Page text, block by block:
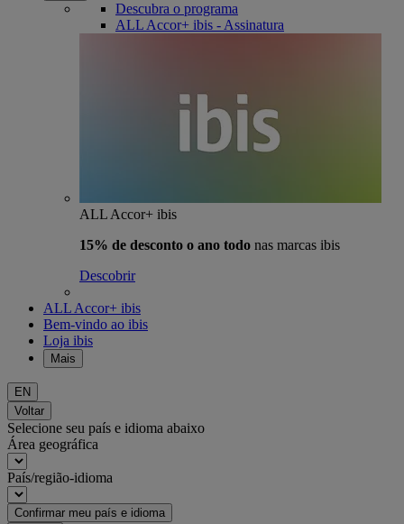
Descubra o programa
ALL Accor+ ibis - Assinatura
ALL Accor+ ibis
15% de desconto o ano todo nas marcas ibis
Descobrir
ALL Accor+ ibis
Bem-vindo ao ibis
Loja ibis
Mais
EN
Voltar
Selecione seu país e idioma abaixo
Área geográfica
País/região-idioma
Confirmar meu país e idioma